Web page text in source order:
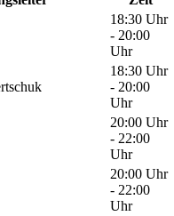
18:30 Uhr
- 20:00
Uhr
18:30 Uhr
- 20:00
Uhr
20:00 Uhr
- 22:00
Uhr
20:00 Uhr
- 22:00
Uhr